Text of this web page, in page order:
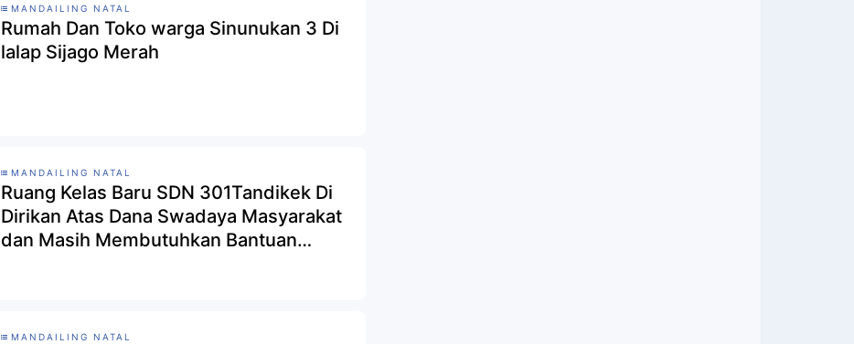
MANDAILING NATAL
Rumah Dan Toko warga Sinunukan 3 Di
lalap Sijago Merah
MANDAILING NATAL
Ruang Kelas Baru SDN 301Tandikek Di
Dirikan Atas Dana Swadaya Masyarakat
dan Masih Membutuhkan Bantuan
MANDAILING NATAL